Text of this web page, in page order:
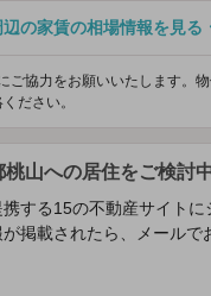
辺の家賃の相場情報を見る
ご協力をお願いいたします。
ださい。
桃山への居住をご検討
する15の不動産サイト
掲載されたら、メールで